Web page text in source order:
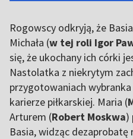
Rogowscy odkryją, że
Michała (w tej roli Igor
się, że ukochany ich córki
Nastolatka z niekrytym
przygotowaniach
karierze piłkarskiej. Maria (
Arturem (Robert Moskwa)
Basia, widząc